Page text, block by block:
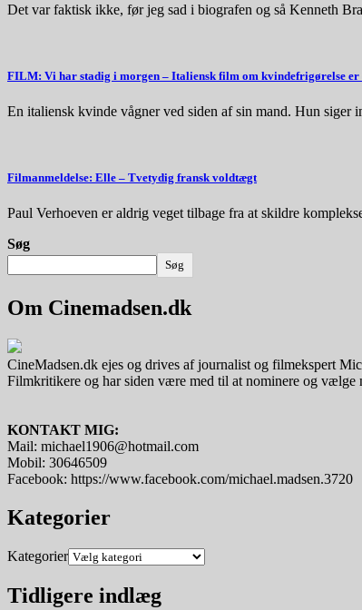
Det var faktisk ikke, før jeg sad i biografen og så Kenneth
FILM: Vi har stadig i morgen – Italiensk film om kvindefrigørelse
En italiensk kvinde vågner ved siden af sin mand. Hun
Filmanmeldelse: Elle – Tvetydig fransk voldtægt
Paul Verhoeven er aldrig veget tilbage fra at skildre
Søg
Søg
Om Cinemadsen.dk
CineMadsen.dk ejes og drives af journalist og filmekspert
Filmkritikere og har siden være med til at nominere og vælge
KONTAKT MIG:
Mail: michael1906@hotmail.com
Mobil: 30646509
Facebook: https://www.facebook.com/michael.madsen.3720
Kategorier
Kategorier
Tidligere indlæg